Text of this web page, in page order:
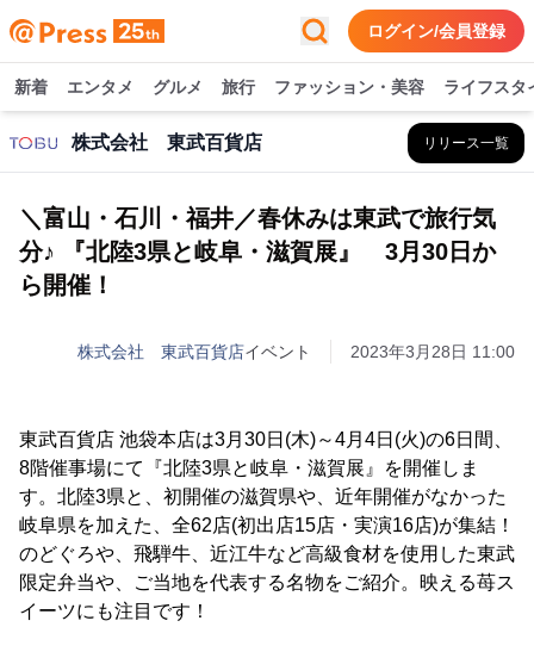
ログイン/会員登録
新着 エンタメ グルメ 旅行 ファッション・美容 ライフスタ
株式会社 東武百貨店 リリース一覧
＼富山・石川・福井／春休みは東武で旅行気
分♪ 『北陸3県と岐阜・滋賀展』 3月30日か
ら開催！
株式会社 東武百貨店イベント 2023年3月28日 11:00
東武百貨店 池袋本店は3月30日(木)～4月4日(火)の6日間、
8階催事場にて『北陸3県と岐阜・滋賀展』を開催しま
す。北陸3県と、初開催の滋賀県や、近年開催がなかった
岐阜県を加えた、全62店(初出店15店・実演16店)が集結！
のどぐろや、飛騨牛、近江牛など高級食材を使用した東武
限定弁当や、ご当地を代表する名物をご紹介。映える苺ス
イーツにも注目です！